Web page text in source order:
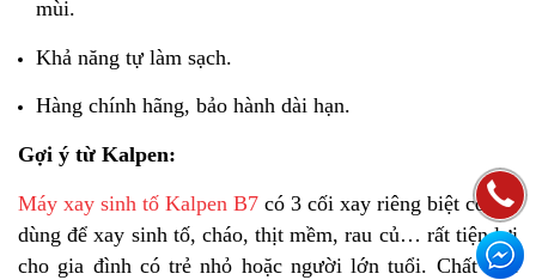
mùi.
Khả năng tự làm sạch.
Hàng chính hãng, bảo hành dài hạn.
Gợi ý từ Kalpen:
Máy xay sinh tố Kalpen B7 có 3 cối xay riêng biệt có thể
dùng để xay sinh tố, cháo, thịt mềm, rau củ… rất tiện lợi
cho gia đình có trẻ nhỏ hoặc người lớn tuổi. Chất liệu